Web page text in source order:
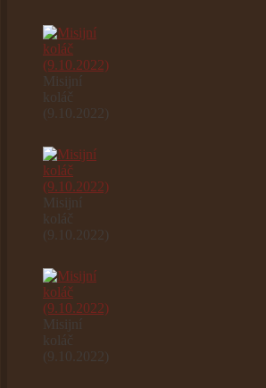
Misijní
koláč
(9.10.2022)
Misijní
koláč
(9.10.2022)
Misijní
koláč
(9.10.2022)